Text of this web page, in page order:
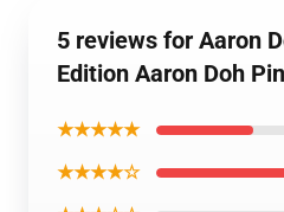
5 reviews for Aaron
Edition Aaron Doh
★★★★★
★★★★☆